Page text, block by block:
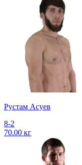
Рустам Асуев
8-2
70.00 кг